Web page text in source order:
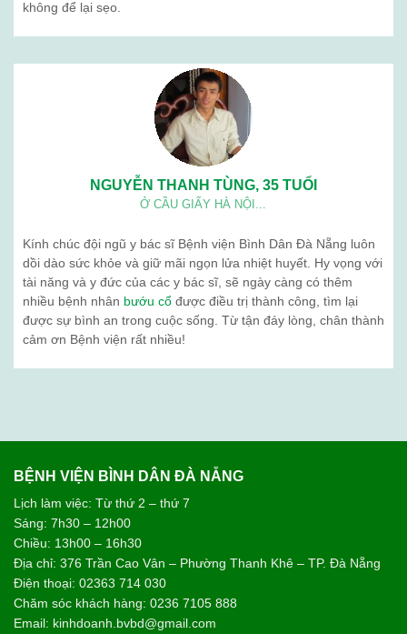
không để lại sẹo.
NGUYỄN THANH TÙNG, 35 TUỔI
Ở CẦU GIẤY HÀ NỘI...
Kính chúc đội ngũ y bác sĩ Bệnh viện Bình Dân Đà Nẵng luôn
dồi dào sức khỏe và giữ mãi ngọn lửa nhiệt huyết. Hy vọng với
tài năng và y đức của các y bác sĩ, sẽ ngày càng có thêm
nhiều bệnh nhân bướu cổ được điều trị thành công, tìm lại
được sự bình an trong cuộc sống. Từ tận đáy lòng, chân thành
cảm ơn Bệnh viện rất nhiều!
BỆNH VIỆN BÌNH DÂN ĐÀ NẴNG
Lịch làm việc: Từ thứ 2 – thứ 7
Sáng: 7h30 – 12h00
Chiều: 13h00 – 16h30
Địa chỉ: 376 Trần Cao Vân – Phường Thanh Khê – TP. Đà Nẵng
Điện thoại: 02363 714 030
Chăm sóc khách hàng: 0236 7105 888
Email: kinhdoanh.bvbd@gmail.com